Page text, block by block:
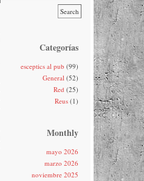
Categorías
esceptics al pub (99)
General (52)
Red (25)
Reus (1)
Monthly
mayo 2026
marzo 2026
noviembre 2025